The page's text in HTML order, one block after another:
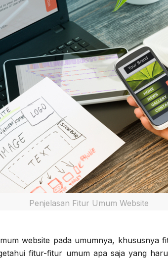
Penjelasan Fitur Umum Website
website pada umumnya, khususnya
fitur-fitur umum apa saja yang